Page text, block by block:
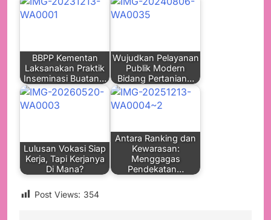
BBPP Kementan
Laksanakan Praktik
Inseminasi Buatan…
Wujudkan Pelayanan
Publik Modern
Bidang Pertanian…
Lulusan Vokasi Siap
Kerja, Tapi Kerjanya
Di Mana?
Antara Ranking dan
Kewarasan:
Menggagas
Pendekatan…
Post Views: 354